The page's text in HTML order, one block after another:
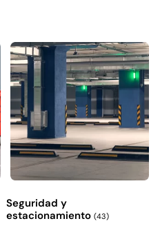
Seguridad y
estacionamiento (43)